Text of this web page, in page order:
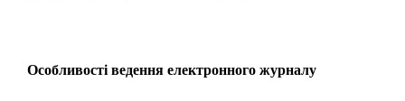
Особливості ведення електронного журналу